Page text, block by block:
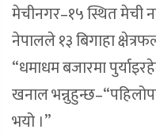
मेचीनगर–१५ स्थित मेची
नेपालले १३ बिगाहा
“धमाधम बजारमा
खनाल
भयो ।”